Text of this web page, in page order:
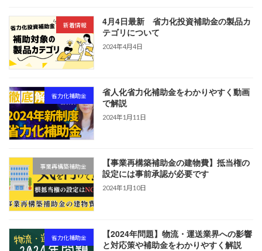
新着情報
4月4日最新 省力化投資補助金の製品カ
テゴリについて
2024年4月4日
省力化補助金
省人化省力化補助金をわかりやすく動画
で解説
2024年1月11日
事業再構築補助金
【事業再構築補助金の建物費】抵当権の
設定には事前承認が必要です
2024年1月10日
省力化補助金
【2024年問題】物流・運送業界への影響
と対応策や補助金をわかりやすく解説